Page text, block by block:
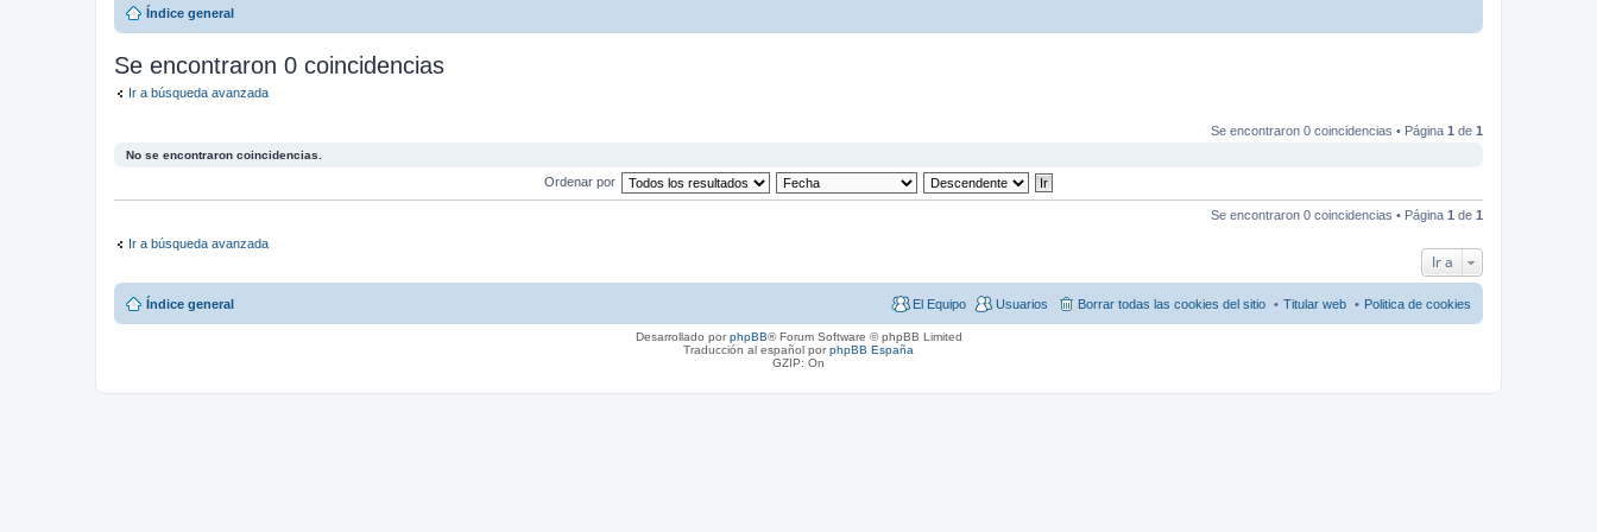
Índice general
Se encontraron 0 coincidencias
Ir a búsqueda avanzada
Se encontraron 0 coincidencias • Página 1 de 1
No se encontraron coincidencias.
Ordenar por
Se encontraron 0 coincidencias • Página 1 de 1
Ir a búsqueda avanzada
Ir a
Índice general Politica de cookies
Titular web
Borrar todas las cookies del sitio
Usuarios
El Equipo
Desarrollado porphpBB® Forum Software © phpBB Limited
Traducción al español porphpBB España
GZIP: On